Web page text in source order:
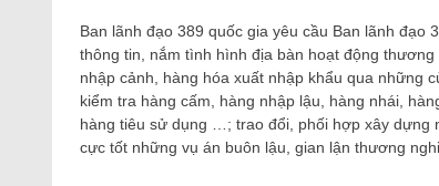
Ban lãnh đạo 389 quốc gia yêu cầu Ban lãnh
thông tin, nắm tình hình địa bàn hoạt động
nhập cảnh, hàng hóa xuất nhập khẩu qua những
kiểm tra hàng cấm, hàng nhập lậu, hàng nhái,
hàng tiêu sử dụng …; trao đổi, phối hợp xây dựng
cực tốt những vụ án buôn lậu, gian lận thương